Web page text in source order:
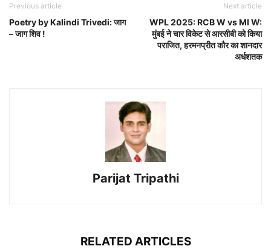
Previous article
Poetry by Kalindi Trivedi: जाग
– जाग शिव !
Next article
WPL 2025: RCB W vs MI W:
मुंबई ने चार विकेट से आरसीबी को किया
पराजित, हरमनप्रीत कौर का शानदार
अर्धशतक
Parijat Tripathi
RELATED ARTICLES